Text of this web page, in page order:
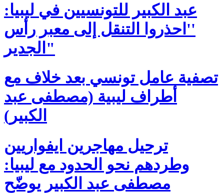
عبد الكبير للتونسيين في ليبيا:
''احذروا التنقل إلى معبر رأس
الجدير"
تصفية عامل تونسي بعد خلاف مع
أطراف ليبية (مصطفى عبد
الكبير)
ترحيل مهاجرين ايفواريين
وطردهم نحو الحدود مع ليبيا:
مصطفى عبد الكبير يوضّح